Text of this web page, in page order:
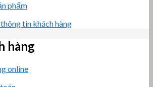
phẩm
tin khách hàng
hàng
online